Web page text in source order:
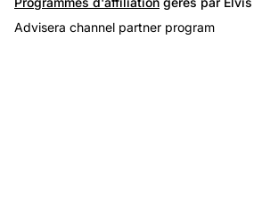
Advisera channel partner program